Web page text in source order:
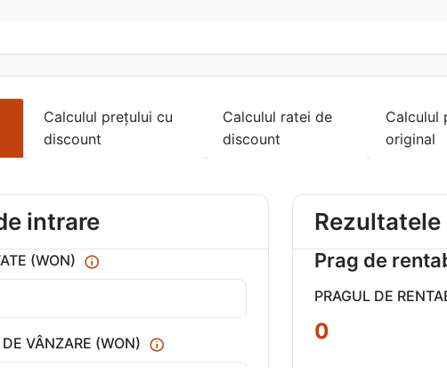
Calculul prețului cu
discount
Calculul ratei de
discount
Calculul
original
intrare
(WON)
VÂNZARE (WON)
Prag de
PRAGUL DE
0